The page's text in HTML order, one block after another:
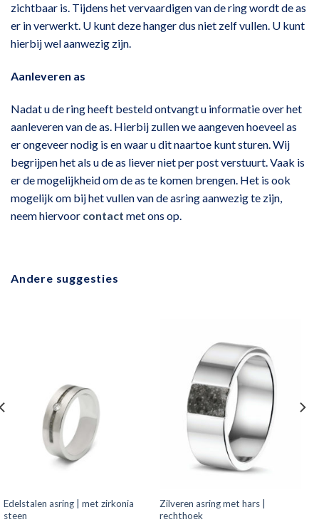
zichtbaar is. Tijdens het vervaardigen van de ring wordt de as
er in verwerkt. U kunt deze hanger dus niet zelf vullen. U kunt
hierbij wel aanwezig zijn.
Aanleveren as
Nadat u de ring heeft besteld ontvangt u informatie over het
aanleveren van de as. Hierbij zullen we aangeven hoeveel as
er ongeveer nodig is en waar u dit naartoe kunt sturen. Wij
begrijpen het als u de as liever niet per post verstuurt. Vaak is
er de mogelijkheid om de as te komen brengen. Het is ook
mogelijk om bij het vullen van de asring aanwezig te zijn,
neem hiervoor contact met ons op.
Andere suggesties
Edelstalen asring | met zirkonia
steen
Zilveren asring met hars |
rechthoek